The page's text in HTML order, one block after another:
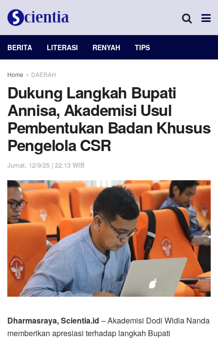
BERITA LITERASI RENYAH TIPS
Home DAERAH
Dukung Langkah Bupati
Annisa, Akademisi Usul
Pembentukan Badan Khusus
Pengelola CSR
Jumat, 12/9/25 | 22:13 WIB
Dharmasraya, Scientia.id – Akademisi Dodi Widia Nanda
memberikan apresiasi terhadap langkah Bupati